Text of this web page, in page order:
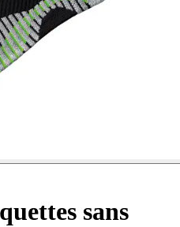
sans